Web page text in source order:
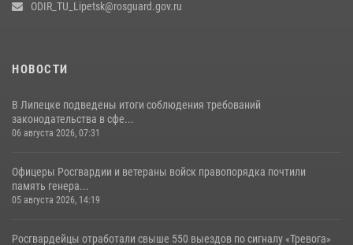
ODIR_TU_Lipetsk@rosguard.gov.ru
НОВОСТИ
В Липецке подведены итоги соблюдения требований
законодательства в сфе...
06 августа 2026, 07:31
Офицеры Росгвардии и ветераны войск правопорядка почтили
память генера...
05 августа 2026, 14:19
Росгвардейцы отработали свыше 550 выездов по сигналу «Тревога»